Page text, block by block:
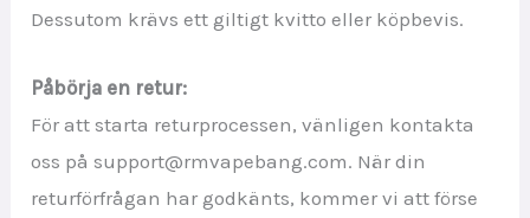
Dessutom krävs ett giltigt kvitto eller köpbevis.
Påbörja en retur:
För att starta returprocessen, vänligen kontakta
oss på support@rmvapebang.com. När din
returförfrågan har godkänts, kommer vi att förse